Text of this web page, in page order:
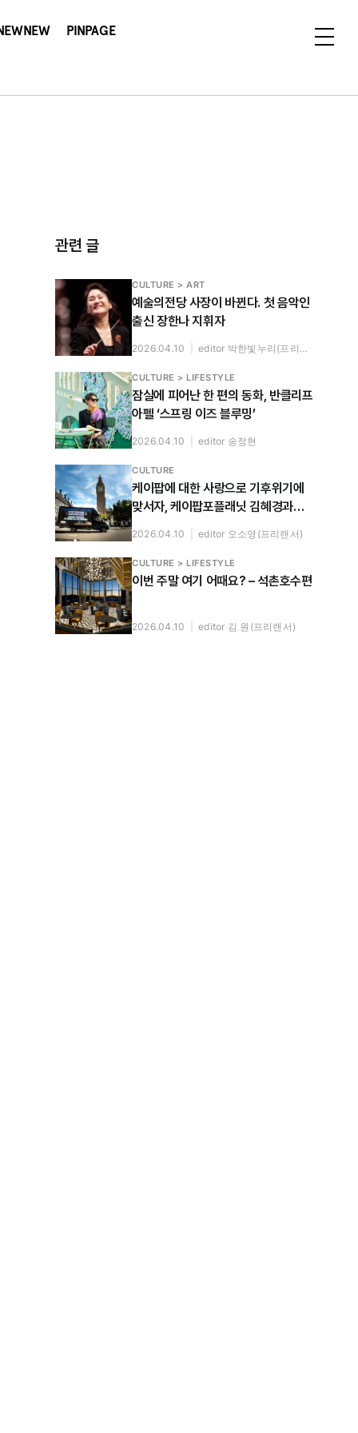
PINPAGE
관련 글
CULTURE > ART
예술의전당 사장이 바뀐다. 첫 음악인
출신 장한나 지휘자
2026.04.10 editor 박한빛누리(프리랜서)
CULTURE > LIFESTYLE
잠실에 피어난 한 편의 동화, 반클리프
아펠 ‘스프링 이즈 블루밍’
2026.04.10 editor 송정현
CULTURE
케이팝에 대한 사랑으로 기후위기에
맞서자, 케이팝포플래닛 김혜경과
누룰 사리파와 나눈 대화
2026.04.10 editor 오소영(프리랜서)
CULTURE > LIFESTYLE
이번 주말 여기 어때요? – 석촌호수편
2026.04.10 editor 김 원(프리랜서)